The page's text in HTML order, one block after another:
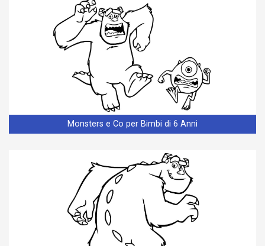
Monsters e Co per Bimbi di 6 Anni